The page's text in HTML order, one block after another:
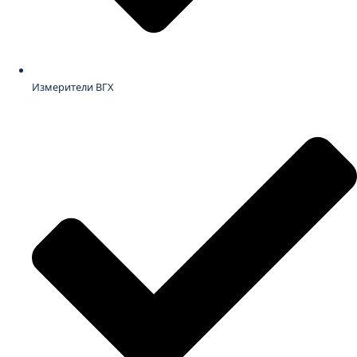
Измерители ВГХ